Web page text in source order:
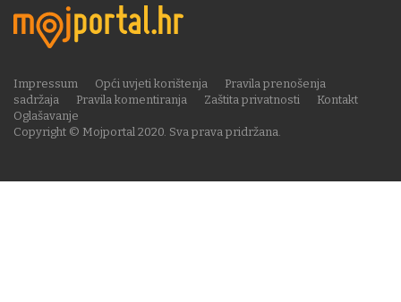
Copyright © Mojportal 2020. Sva prava pridržana.
Impressum Opći uvjeti korištenja
Pravila prenošenja
sadržaja
Pravila komentiranja Zaštita privatnosti
Kontakt
Oglašavanje